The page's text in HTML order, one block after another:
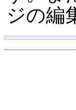
ジの編